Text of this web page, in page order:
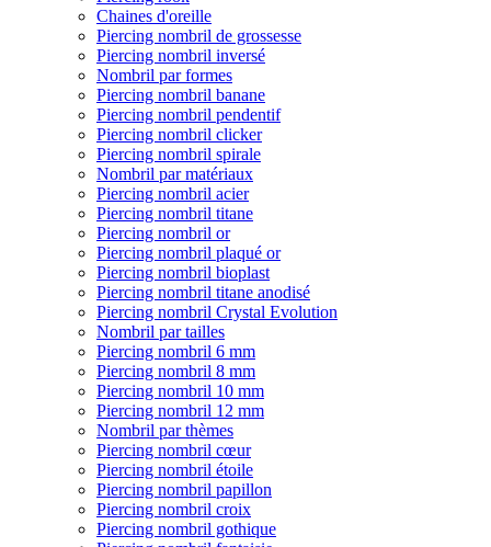
Chaines d'oreille
Piercing nombril de grossesse
Piercing nombril inversé
Nombril par formes
Piercing nombril banane
Piercing nombril pendentif
Piercing nombril clicker
Piercing nombril spirale
Nombril par matériaux
Piercing nombril acier
Piercing nombril titane
Piercing nombril or
Piercing nombril plaqué or
Piercing nombril bioplast
Piercing nombril titane anodisé
Piercing nombril Crystal Evolution
Nombril par tailles
Piercing nombril 6 mm
Piercing nombril 8 mm
Piercing nombril 10 mm
Piercing nombril 12 mm
Nombril par thèmes
Piercing nombril cœur
Piercing nombril étoile
Piercing nombril papillon
Piercing nombril croix
Piercing nombril gothique